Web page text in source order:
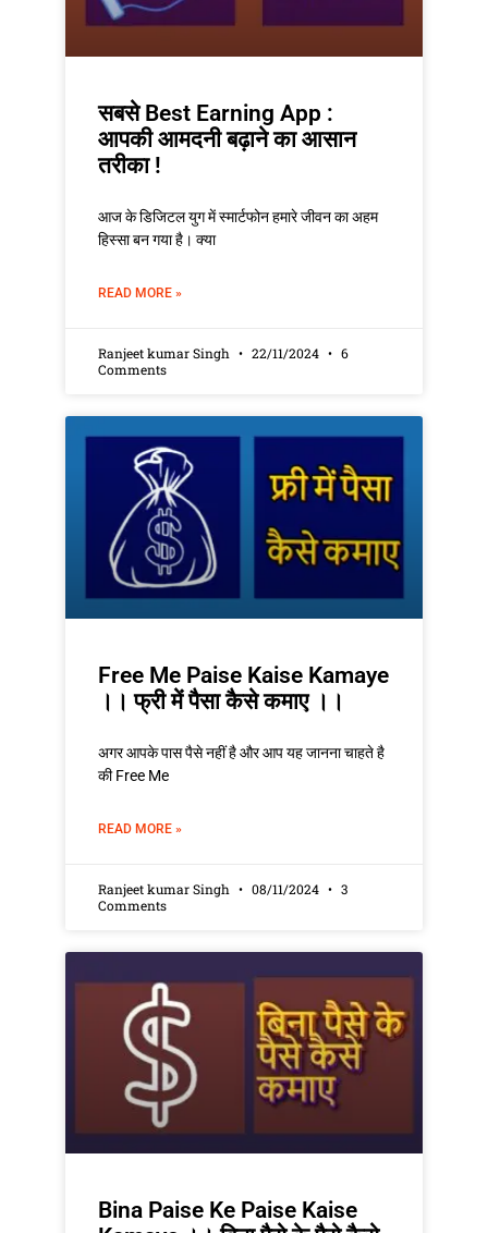
सबसे Best Earning App :
आपकी आमदनी बढ़ाने का आसान
तरीका !
आज के डिजिटल युग में स्मार्टफोन हमारे जीवन का अहम
हिस्सा बन गया है। क्या
READ MORE »
Ranjeet kumar Singh 22/11/2024
6
Comments
Free Me Paise Kaise Kamaye
।। फ्री में पैसा कैसे कमाए ।।
अगर आपके पास पैसे नहीं है और आप यह जानना चाहते है
की Free Me
READ MORE »
Ranjeet kumar Singh 08/11/2024
3
Comments
Bina Paise Ke Paise Kaise